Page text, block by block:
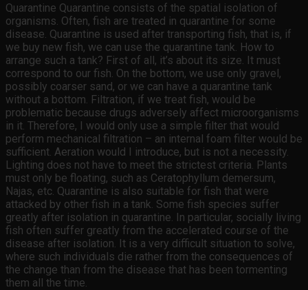
Quarantine Quarantine consists of the spatial isolation of
organisms. Often, fish are treated in quarantine for some
disease. Quarantine is used after transporting fish, that is, if
we buy new fish, we can use the quarantine tank. How to
arrange such a tank? First of all, it’s about its size. It must
correspond to our fish. On the bottom, we use only gravel,
possibly coarser sand, or we can have a quarantine tank
without a bottom. Filtration, if we treat fish, would be
problematic because drugs adversely affect microorganisms
in it. Therefore, I would only use a simple filter that would
perform mechanical filtration – an internal foam filter would be
sufficient. Aeration would I introduce, but is not a necessity.
Lighting does not have to meet the strictest criteria. Plants
must only be floating, such as Ceratophyllum demersum,
Najas, etc. Quarantine is also suitable for fish that were
attacked by other fish in a tank. Some fish species suffer
greatly after isolation in quarantine. In particular, socially living
fish often suffer greatly from the accelerated course of the
disease after isolation. It is a very difficult situation to solve,
where such individuals die rather from the consequences of
the change than from the disease that has been tormenting
them all the time.